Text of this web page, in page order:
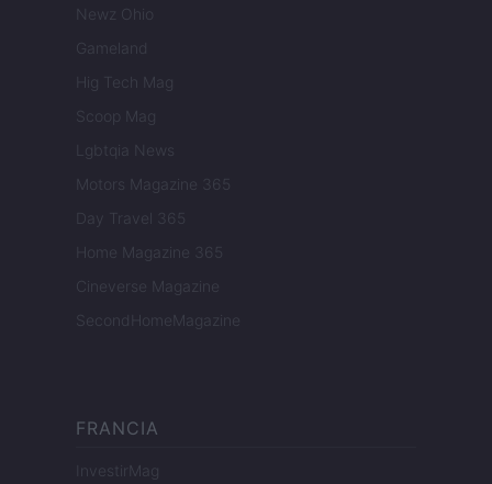
Newz Ohio
Gameland
Hig Tech Mag
Scoop Mag
Lgbtqia News
Motors Magazine 365
Day Travel 365
Home Magazine 365
Cineverse Magazine
SecondHomeMagazine
FRANCIA
InvestirMag